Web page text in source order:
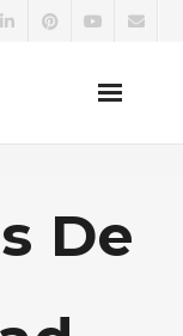
De